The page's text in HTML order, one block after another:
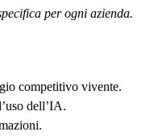
per ogni azienda.
competitivo vivente.
dell’IA.